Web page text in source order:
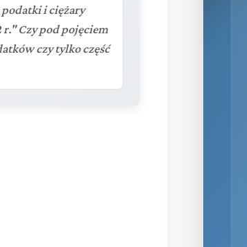
podatki i ciężary
r." Czy pod pojęciem
czy tylko część